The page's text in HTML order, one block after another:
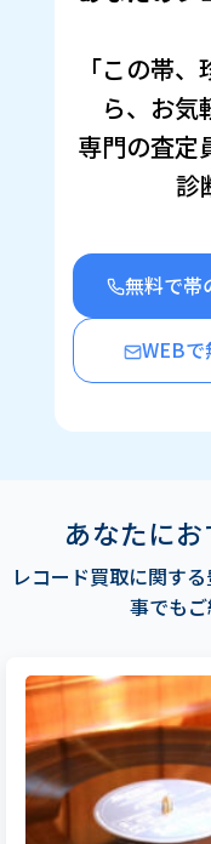
い
ウ
ィ
で
開
き
「この帯
ら、お気
専門の査定
診
無料で帯
WEB
あなたに
レコード買取に関す
事でもご